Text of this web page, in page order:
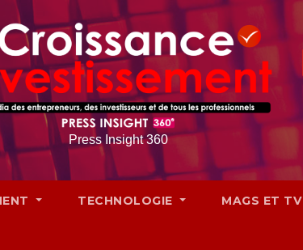
Press Insight 360
TECHNOLOGIE MAGS ET TV